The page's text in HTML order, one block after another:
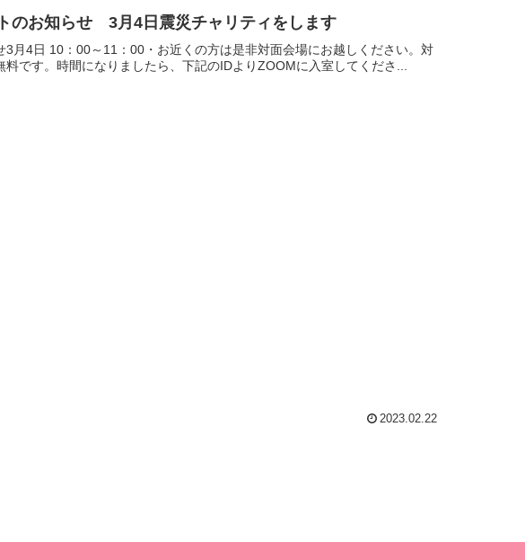
のお知らせ 3月4日震災チャリティをします
月4日 10：00～11：00・お近くの方は是非対面会場にお越しください。対
です。時間になりましたら、下記のIDよりZOOMに入室してくださ...
2023.02.22